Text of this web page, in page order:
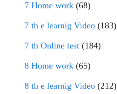
7 Home work (68)
7 th e learnig Video (183)
7 th Online test (184)
8 Home work (65)
8 th e learnig Video (212)